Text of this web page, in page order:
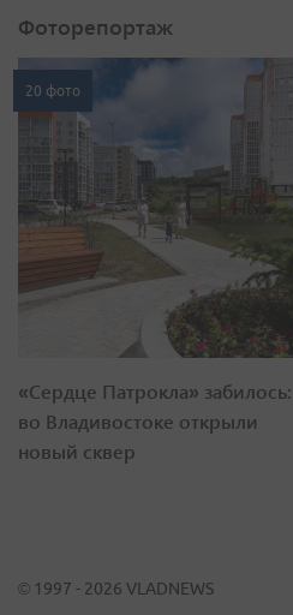
Фоторепортаж
20 фото
«Сердце Патрокла» забилось:
во Владивостоке открыли
новый сквер
© 1997 - 2026 VLADNEWS